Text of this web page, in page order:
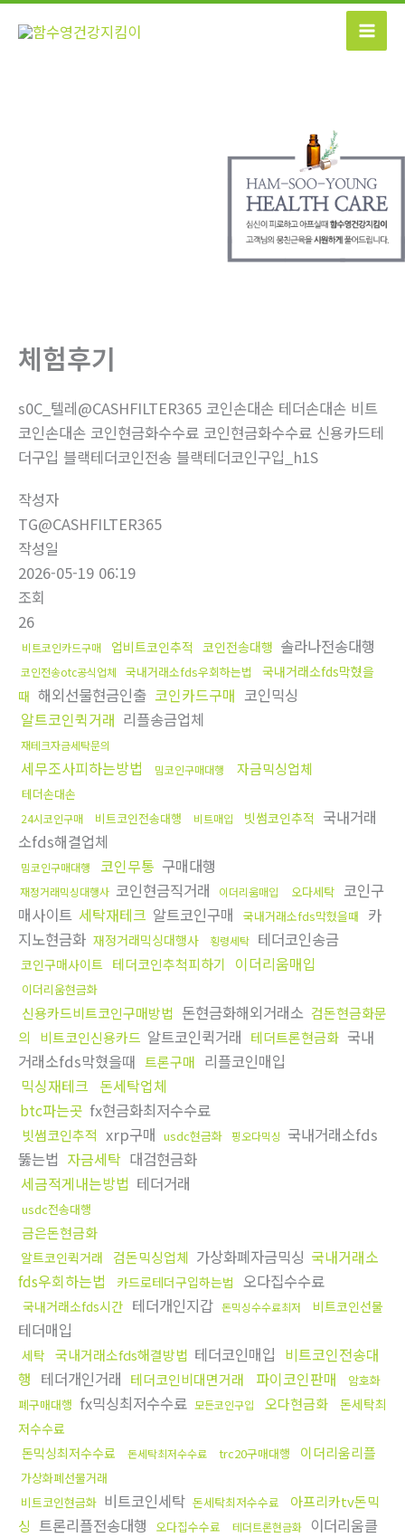
콘
체험후기
s0C_텔레@CASHFILTER365 코인손대손 테더손대손 비트
코인손대손 코인현금화수수료 코인현금화수수료 신용카드테
더구입 블랙테더코인전송 블랙테더코인구입_h1S
작성자
TG@CASHFILTER365
작성일
2026-05-19 06:19
조회
26
비트코인카드구매 업비트코인추적 코인전송대행 솔라나전송대행
코인전송otc공식업체 국내거래소fds우회하는법
국내거래소fds막혔을
때 해외선물현금인출 코인카드구매 코인믹싱
알트코인퀵거래 리플송금업체
재테크자금세탁문의
세무조사피하는방법 밈코인구매대행 자금믹싱업체
테더손대손
24시코인구매 비트코인전송대행 비트매입 빗썸코인추적 국내거래
소fds해결업체
밈코인구매대행 코인무통 구매대행
재정거래믹싱대행사 코인현금직거래 이더리움매입 오다세탁 코인구
매사이트 세탁재테크 알트코인구매 국내거래소fds막혔을때
카
지노현금화 재정거래믹싱대행사 횡령세탁 테더코인송금
코인구매사이트 테더코인추척피하기 이더리움매입
이더리움현금화
신용카드비트코인구매방법 돈현금화해외거래소 검돈현금화문
의
비트코인신용카드 알트코인퀵거래 테더트론현금화 국내
거래소fds막혔을때 트론구매 리플코인매입
믹싱재테크 돈세탁업체
btc파는곳 fx현금화최저수수료
빗썸코인추적 xrp구매 usdc현금화 핑오다믹싱 국내거래소fds
뚫는법 자금세탁 대검현금화
세금적게내는방법 테더거래
usdc전송대행
금은돈현금화
알트코인퀵거래 검돈믹싱업체 가상화폐자금믹싱 국내거래소
fds우회하는법
카드로테더구입하는법 오다집수수료
국내거래소fds시간 테더개인지갑 돈믹싱수수료최저 비트코인선물
테더매입
세탁 국내거래소fds해결방법 테더코인매입 비트코인전송대
행 테더개인거래 테더코인비대면거래 파이코인판매
암호화
폐구매대행 fx믹싱최저수수료 모든코인구입 오다현금화
돈세탁최
저수수료
돈믹싱최저수수료
돈세탁최저수수료 trc20구매대행 이더리움리플
가상화폐선물거래
비트코인현금화 비트코인세탁 돈세탁최저수수료
아프리카tv돈믹
싱 트론리플전송대행 오다집수수료 테더트론현금화
이더리움클